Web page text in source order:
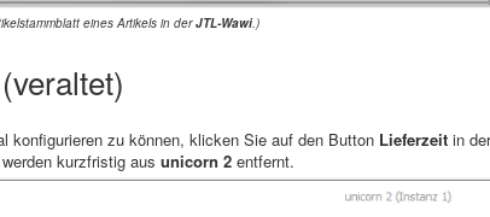
eines Artikels in derJTL-Wawi.)
konfigurieren zu können, klicken Sie auf den Button Lieferzeit in der
kurzfristig aus unicorn 2 entfernt.